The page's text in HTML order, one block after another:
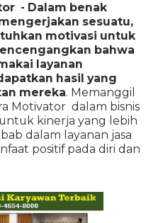
- Dalam benak
sesuatu,
motivasi untuk
bahwa
layanan
hasil yang
mereka. Memanggil
Motivator dalam bisnis
kinerja yang lebih
dalam layanan jasa
positif pada diri dan